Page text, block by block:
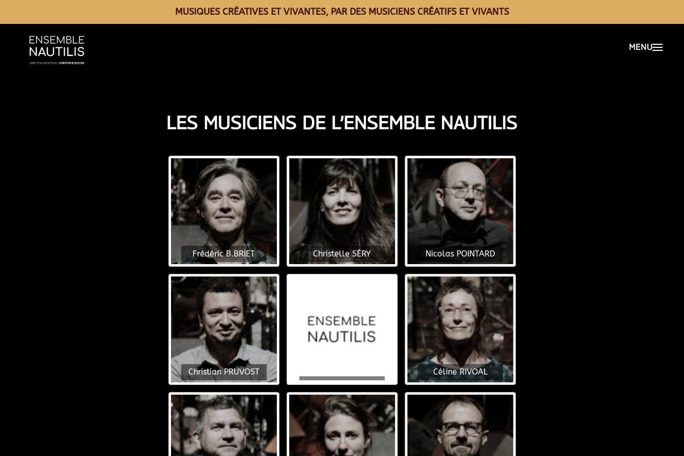
MUSIQUES CRÉATIVES ET VIVANTES, PAR DES MUSICIENS CRÉATIFS ET VIVANTS
LES MUSICIENS DE L’ENSEMBLE NAUTILIS
Frédéric B.BRIET Christelle SÉRY Nicolas POINTARD
Christian PRUVOST Céline RIVOAL